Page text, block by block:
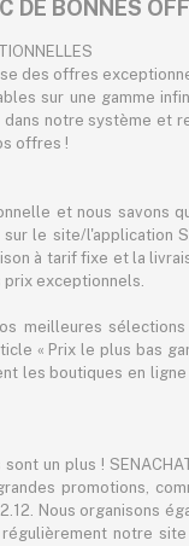
DE BONNES
des offres
sur une gamme
notre système et
offres !
et nous savons
le site/l'application
à tarif fixe et la
prix exceptionnels.
meilleures
« Prix le plus bas
les boutiques en
un plus !
promotions,
Nous
notre